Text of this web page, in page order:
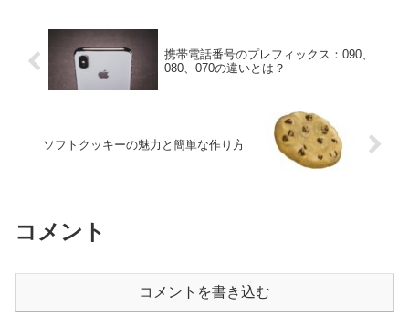
携帯電話番号のプレフィックス：090、
080、070の違いとは？
ソフトクッキーの魅力と簡単な作り方
コメント
コメントを書き込む